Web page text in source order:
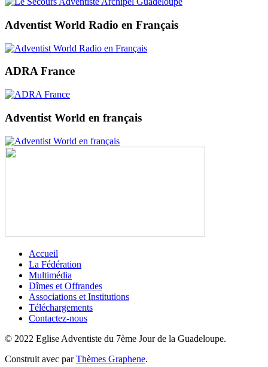
Adventist World Radio en Français
ADRA France
Adventist World en français
Accueil
La Fédération
Multimédia
Dîmes et Offrandes
Associations et Institutions
Téléchargements
Contactez-nous
© 2022 Eglise Adventiste du 7ème Jour de la Guadeloupe.
Construit avec parThèmes Graphene.